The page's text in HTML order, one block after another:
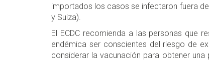
importados los casos se infectaron fuera de
y Suiza).
El ECDC recomienda a las personas que
endémica ser conscientes del riesgo de
considerar la vacunación para obtener